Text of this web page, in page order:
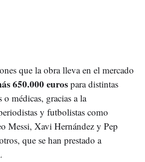
que la obra lleva en el mercado
650.000 euros para distintas
o médicas, gracias a la
y futbolistas como
Messi, Xavi Hernández y Pep
que se han prestado a